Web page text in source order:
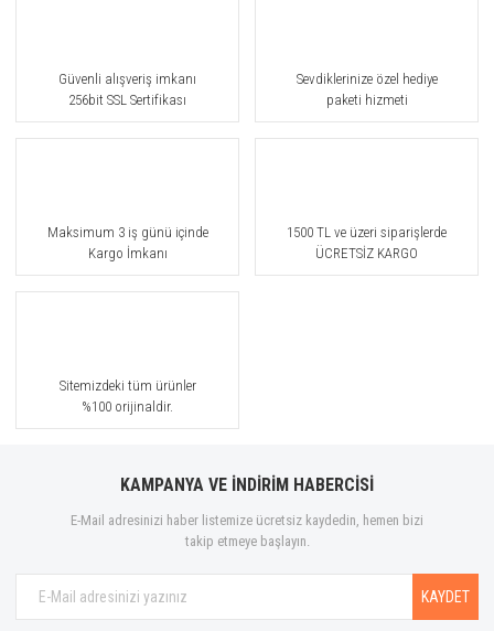
Güvenli alışveriş imkanı
256bit SSL Sertifikası
Sevdiklerinize özel hediye
paketi hizmeti
Maksimum 3 iş günü içinde
Kargo İmkanı
1500 TL ve üzeri siparişlerde
ÜCRETSİZ KARGO
Sitemizdeki tüm ürünler
%100 orijinaldir.
KAMPANYA VE İNDİRİM HABERCİSİ
E-Mail adresinizi haber listemize ücretsiz kaydedin, hemen bizi
takip etmeye başlayın.
KAYDET